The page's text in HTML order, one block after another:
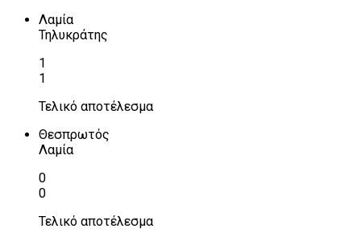
Λαμία
Τηλυκράτης
1
1
Τελικό αποτέλεσμα
Θεσπρωτός
Λαμία
0
0
Τελικό αποτέλεσμα